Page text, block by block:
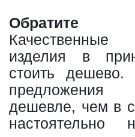
Обратите
Качественные
изделия в
стоить
дешевле, чем в
настоятельно